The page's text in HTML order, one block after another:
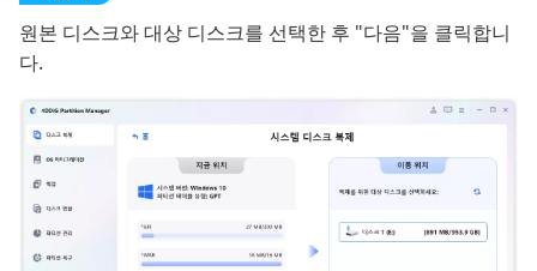
원본 디스크와 대상 디스크를 선택한 후 "다음"을 클릭합니
다.